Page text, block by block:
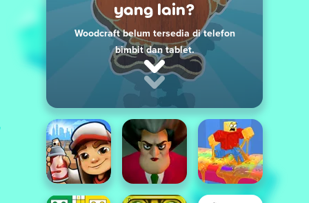
yang lain?
Woodcraft belum tersedia di telefon
bimbit dan tablet.